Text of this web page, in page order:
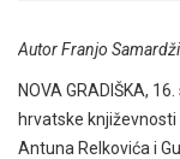
Autor Franjo
NOVA GRADIŠKA,
hrvatske
Antuna Relkovića i